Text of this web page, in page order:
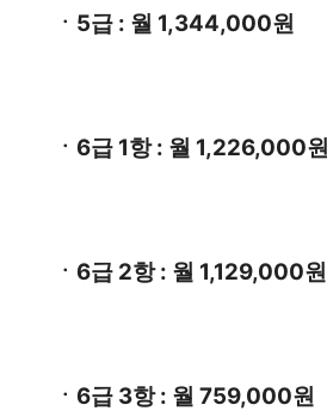
ㆍ5급 : 월 1,344,000원
ㆍ6급 1항 : 월 1,226,000원
ㆍ6급 2항 : 월 1,129,000원
ㆍ6급 3항 : 월 759,000원